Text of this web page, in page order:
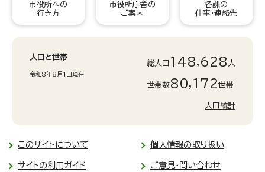
市役所への
行き方
市役所庁舎の
ご案内
各課の
仕事・連絡先
人口と世帯
令和8年8月1日現在
総人口 148,628 人
世帯数80,172世帯
人口統計
このサイトについて 個人情報の取り扱い
サイトの利用ガイド ご意見・問い合わせ